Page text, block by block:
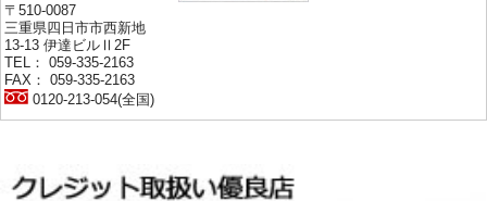
〒510-0087
三重県四日市市西新地
13-13 伊達ビルⅡ2F
TEL： 059-335-2163
FAX： 059-335-2163
0120-213-054(全国)